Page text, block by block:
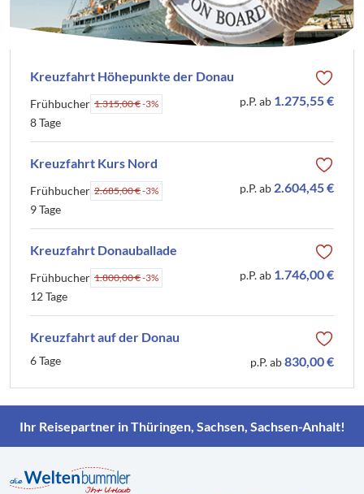
Kreuzfahrt Höhepunkte der Donau
Frühbucher 1.315,00 €-3%
8 Tage
p.P. ab 1.275,55 €
Kreuzfahrt Kurs Nord
Frühbucher 2.685,00 €-3%
9 Tage
p.P. ab 2.604,45 €
Kreuzfahrt Donauballade
Frühbucher 1.800,00 €-3%
12 Tage
p.P. ab 1.746,00 €
Kreuzfahrt auf der Donau
6 Tage p.P. ab830,00 €
Ihr Reisepartner in Thüringen, Sachsen, Sachsen-Anhalt!